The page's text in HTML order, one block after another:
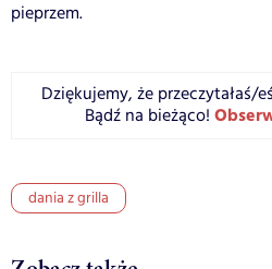
pieprzem.
Dziękujemy, że przeczytałaś/
Bądź na bieżąco!
dania z grilla